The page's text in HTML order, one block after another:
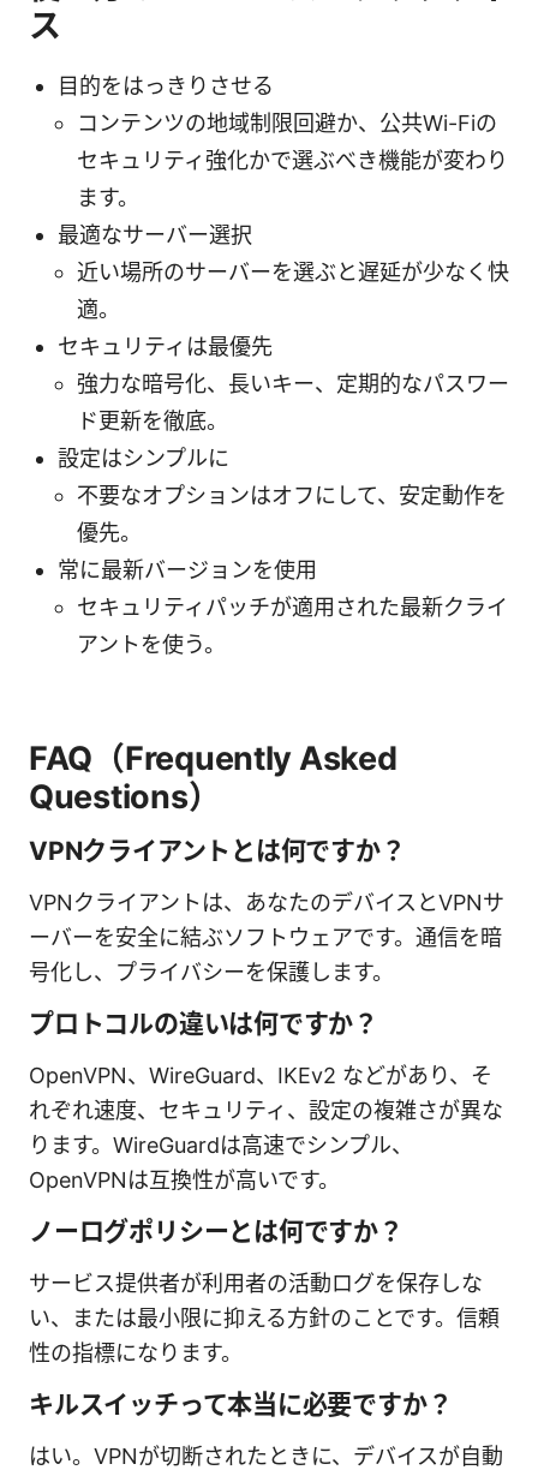
ス
目的をはっきりさせる
コンテンツの地域制限回避か、公共Wi-Fiの
セキュリティ強化かで選ぶべき機能が変わり
ます。
最適なサーバー選択
近い場所のサーバーを選ぶと遅延が少なく快
適。
セキュリティは最優先
強力な暗号化、長いキー、定期的なパスワー
ド更新を徹底。
設定はシンプルに
不要なオプションはオフにして、安定動作を
優先。
常に最新バージョンを使用
セキュリティパッチが適用された最新クライ
アントを使う。
FAQ（Frequently Asked
Questions）
VPNクライアントとは何ですか？
VPNクライアントは、あなたのデバイスとVPNサ
ーバーを安全に結ぶソフトウェアです。通信を暗
号化し、プライバシーを保護します。
プロトコルの違いは何ですか？
OpenVPN、WireGuard、IKEv2 などがあり、そ
れぞれ速度、セキュリティ、設定の複雑さが異な
ります。WireGuardは高速でシンプル、
OpenVPNは互換性が高いです。
ノーログポリシーとは何ですか？
サービス提供者が利用者の活動ログを保存しな
い、または最小限に抑える方針のことです。信頼
性の指標になります。
キルスイッチって本当に必要ですか？
はい。VPNが切断されたときに、デバイスが自動